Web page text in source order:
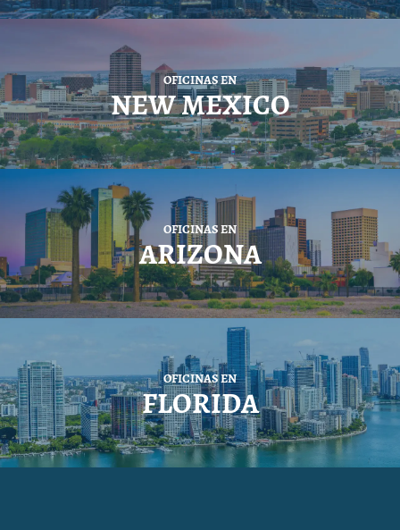
OFICINAS EN
NEW MEXICO
OFICINAS EN
ARIZONA
OFICINAS EN
FLORIDA